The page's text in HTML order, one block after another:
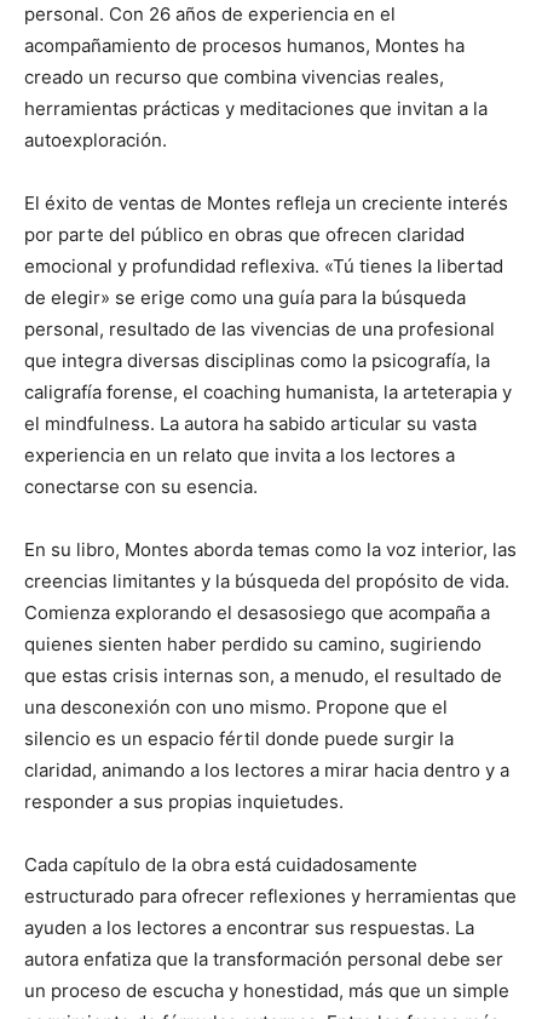
personal. Con 26 años de experiencia en el
acompañamiento de procesos humanos, Montes ha
creado un recurso que combina vivencias reales,
herramientas prácticas y meditaciones que invitan a la
autoexploración.
El éxito de ventas de Montes refleja un creciente interés
por parte del público en obras que ofrecen claridad
emocional y profundidad reflexiva. «Tú tienes la libertad
de elegir» se erige como una guía para la búsqueda
personal, resultado de las vivencias de una profesional
que integra diversas disciplinas como la psicografía, la
caligrafía forense, el coaching humanista, la arteterapia y
el mindfulness. La autora ha sabido articular su vasta
experiencia en un relato que invita a los lectores a
conectarse con su esencia.
En su libro, Montes aborda temas como la voz interior, las
creencias limitantes y la búsqueda del propósito de vida.
Comienza explorando el desasosiego que acompaña a
quienes sienten haber perdido su camino, sugiriendo
que estas crisis internas son, a menudo, el resultado de
una desconexión con uno mismo. Propone que el
silencio es un espacio fértil donde puede surgir la
claridad, animando a los lectores a mirar hacia dentro y a
responder a sus propias inquietudes.
Cada capítulo de la obra está cuidadosamente
estructurado para ofrecer reflexiones y herramientas que
ayuden a los lectores a encontrar sus respuestas. La
autora enfatiza que la transformación personal debe ser
un proceso de escucha y honestidad, más que un simple